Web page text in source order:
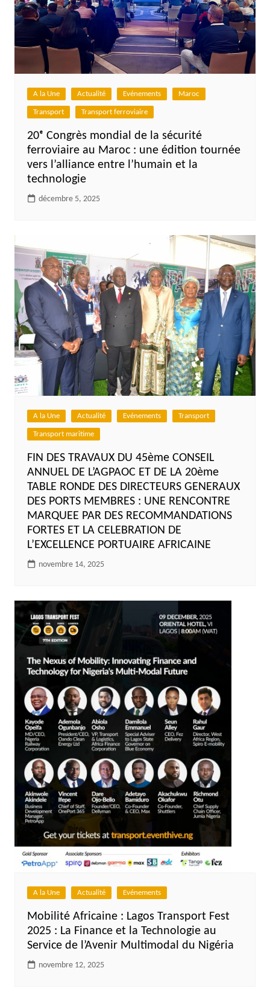
A la Une Actualité Evénements Maroc
Transport Transport ferroviaire
20ᵉ Congrès mondial de la sécurité
ferroviaire au Maroc : une édition tournée
vers l’alliance entre l’humain et la
technologie
décembre 5, 2025
A la Une Actualité Evénements Transport
Transport maritime
FIN DES TRAVAUX DU 45ème CONSEIL
ANNUEL DE L’AGPAOC ET DE LA 20ème
TABLE RONDE DES DIRECTEURS GENERAUX
DES PORTS MEMBRES : UNE RENCONTRE
MARQUEE PAR DES RECOMMANDATIONS
FORTES ET LA CELEBRATION DE
L’EXCELLENCE PORTUAIRE AFRICAINE
novembre 14, 2025
A la Une Actualité Evénements
Mobilité Africaine : Lagos Transport Fest
2025 : La Finance et la Technologie au
Service de l’Avenir Multimodal du Nigéria
novembre 12, 2025